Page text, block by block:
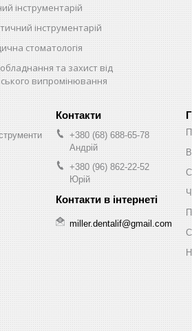
інструментарій
інструментарій
стоматологія
та захист від
випромінювання
+380 (68) 688-65-78
Андрій
+380 (96) 862-22-52
Юрій
miller.dentalif@gmail.com